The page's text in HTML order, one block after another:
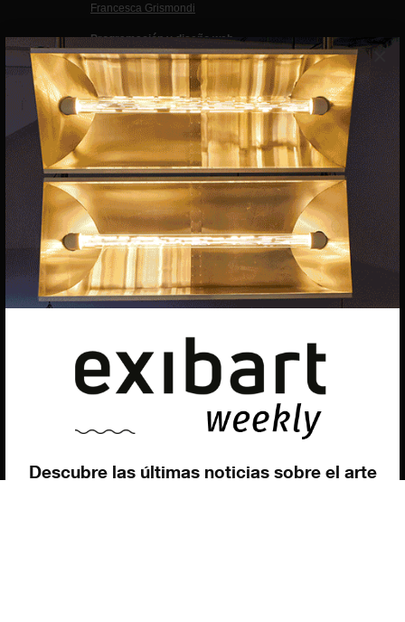
Descubre las últimas noticias sobre el arte
×
Francesca Grismondi
Programación y diseño web
Giovanni Costante
Marcello Moi
EXIBART SPAIN, S.L.U.
AVINGUDA ROMA, 12
08015 BARCELONA
CIF: B06956841
Contacto
©exibart 2026 - web design and
Utilizamos cookies para ofrecerte la mejor experiencia en
nuestra web.
Puedes aprender más sobre qué cookies utilizamos o